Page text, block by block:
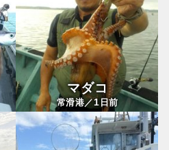
マダコ
常滑港／1 日前